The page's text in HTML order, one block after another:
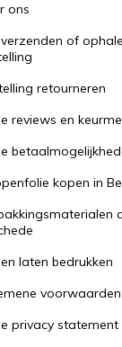
ons
of
retourneren
reviews en
kopen in
laten bedrukken
voorwaarden
privacy statement